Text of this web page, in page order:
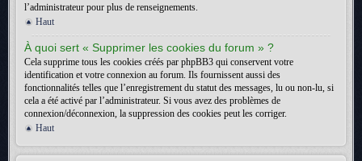
l’administrateur pour plus de renseignements.
Haut
À quoi sert « Supprimer les cookies du forum » ?
Cela supprime tous les cookies créés par phpBB3 qui conservent votre
identification et votre connexion au forum. Ils fournissent aussi des
fonctionnalités telles que l’enregistrement du statut des messages, lu ou non-lu, si
cela a été activé par l’administrateur. Si vous avez des problèmes de
connexion/déconnexion, la suppression des cookies peut les corriger.
Haut